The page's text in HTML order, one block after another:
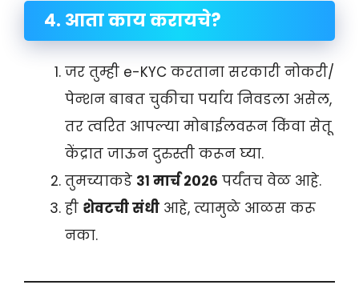
४. आता काय करायचे?
जर तुम्ही e-KYC करताना सरकारी नोकरी/
पेन्शन बाबत चुकीचा पर्याय निवडला असेल,
तर त्वरित आपल्या मोबाईलवरून किंवा सेतू
केंद्रात जाऊन दुरुस्ती करून घ्या.
तुमच्याकडे ३१ मार्च २०२६ पर्यंतच वेळ आहे.
ही शेवटची संधी आहे, त्यामुळे आळस करू
नका.